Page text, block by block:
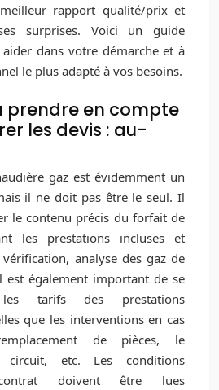
rapport qualité/prix et
surprises. Voici un guide
dans votre démarche et à
le plus adapté à vos besoins.
prendre en compte
les devis : au-
gaz est évidemment un
il ne doit pas être le seul. Il
le contenu précis du forfait de
les prestations incluses et
analyse des gaz de
est également important de se
tarifs des prestations
que les interventions en cas
de pièces, le
circuit, etc. Les conditions
doivent être lues